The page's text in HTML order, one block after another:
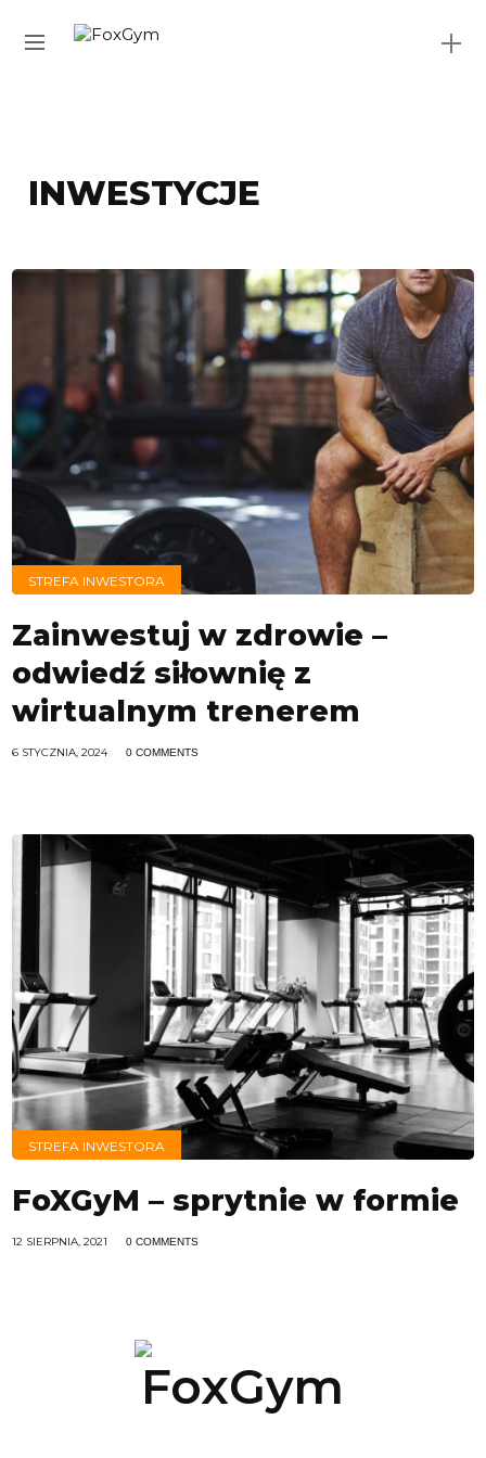
INWESTYCJE
STREFA INWESTORA
Zainwestuj w zdrowie –
odwiedź siłownię z
wirtualnym trenerem
6 STYCZNIA, 2024 0 COMMENTS
STREFA INWESTORA
FoXGyM – sprytnie w formie
12 SIERPNIA, 2021 0 COMMENTS